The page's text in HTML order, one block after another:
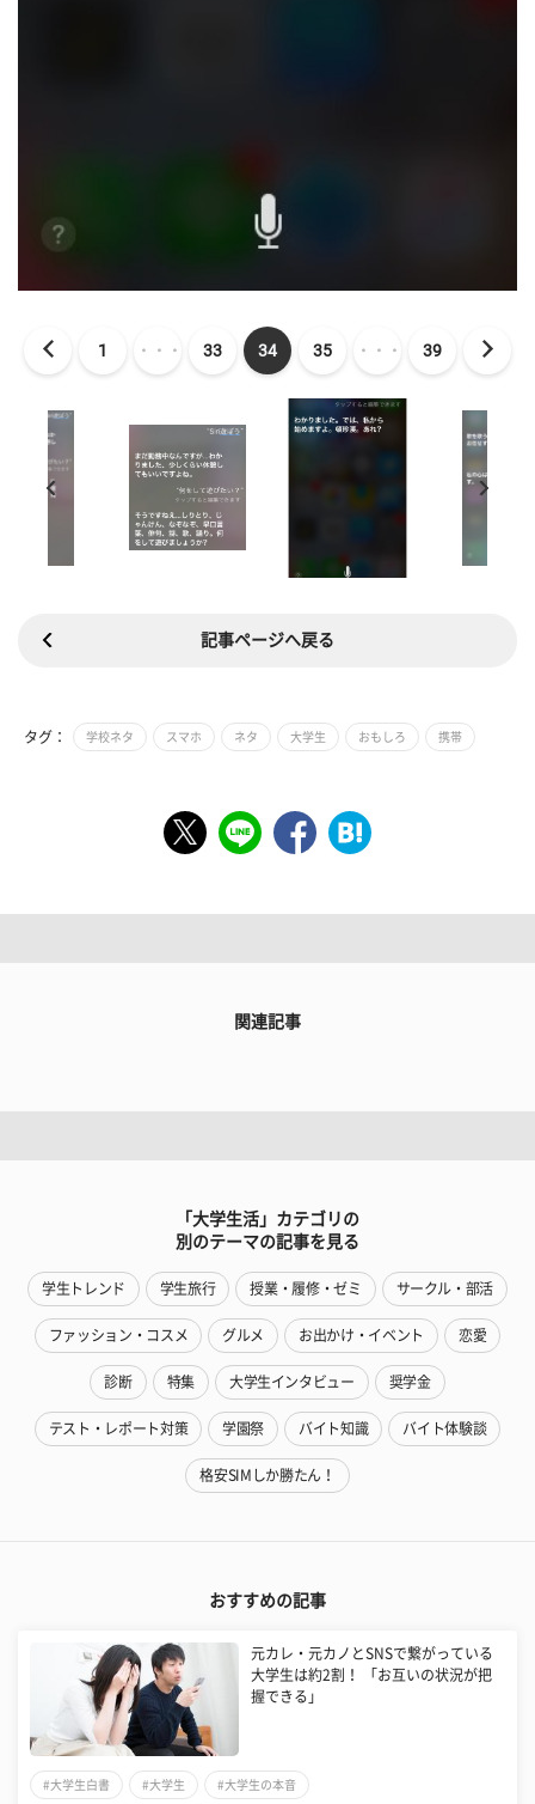
1 ・・・ 33 34 35 ・・・ 39
記事ページへ戻る
タグ： 学校ネタ スマホ ネタ 大学生 おもしろ 携帯
関連記事
「大学生活」カテゴリの
別のテーマの記事を見る
学生トレンド 学生旅行 授業・履修・ゼミ サークル・部活
ファッション・コスメ グルメ お出かけ・イベント 恋愛
診断 特集 大学生インタビュー 奨学金
テスト・レポート対策 学園祭 バイト知識 バイト体験談
格安SIMしか勝たん！
おすすめの記事
元カレ・元カノとSNSで繋がっている
大学生は約2割！ 「お互いの状況が把
握できる」
#大学生白書 #大学生 #大学生の本音